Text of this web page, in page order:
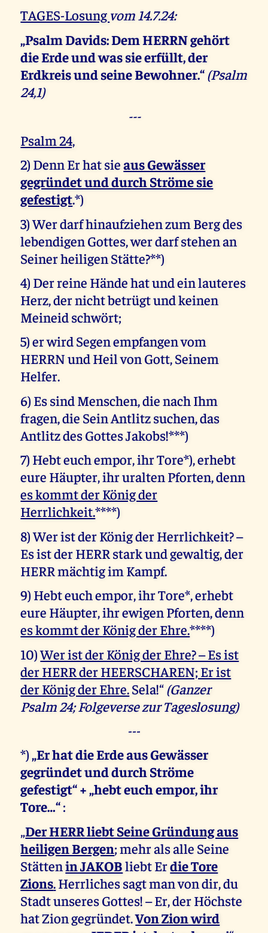
TAGES-Losung vom 14.7.24:
„Psalm Davids: Dem HERRN gehört
die Erde und was sie erfüllt,der
Erdkreis und seine Bewohner.“(Psalm
24,1)
---
Psalm 24,
2) Denn Er hat sieaus Gewässer
gegründet und durch Ströme sie
gefestigt.*)
3) Wer darf hinaufziehen zum Berg des
lebendigen Gottes, wer darf stehen an
Seiner heiligen Stätte?**)
4) Der reine Hände hat und ein lauteres
Herz, der nicht betrügt und keinen
Meineid schwört;
5) er wird Segen empfangen vom
HERRN und Heil von Gott, Seinem
Helfer.
6) Es sind Menschen, die nach Ihm
fragen, die Sein Antlitz suchen, das
Antlitz des Gottes Jakobs!***)
7) Hebt euch empor, ihr Tore*), erhebt
eure Häupter, ihr uralten Pforten, denn
es kommt der König der
Herrlichkeit.****)
8) Wer ist der König der Herrlichkeit? –
Es ist der HERR stark und gewaltig, der
HERR mächtig im Kampf.
9) Hebt euch empor, ihr Tore*, erhebt
eure Häupter, ihr ewigen Pforten, denn
es kommt der König der Ehre.****)
10)Wer ist der König der Ehre? – Es ist
der HERR der HEERSCHAREN; Er ist
der König der Ehre.Sela!“(Ganzer
Psalm 24; Folgeverse zur Tageslosung)
---
*)„Er hat die Erde aus Gewässer
gegründet und durch Ströme
gefestigt“ + „hebt euch empor, ihr
Tore…“:
„Der HERR liebt Seine Gründung aus
heiligen Bergen; mehr als alle Seine
Stättenin JAKOBliebt Erdie Tore
Zions.Herrliches sagt man von dir, du
Stadt unseres Gottes! – Er, der Höchste
hat Zion gegründet.Von Zion wird